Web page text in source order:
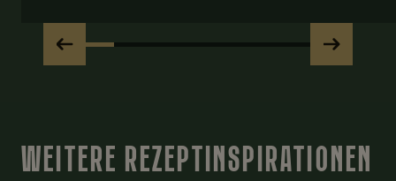
WEITERE REZEPTINSPIRATIONEN